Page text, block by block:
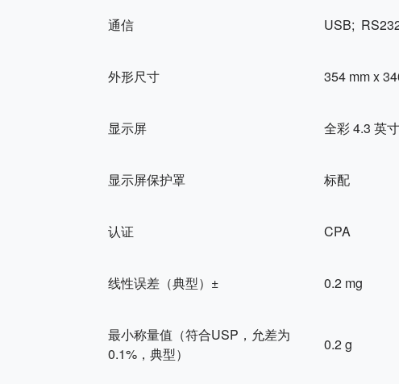
通信 USB;
外形尺寸 354 mm x
显示屏 全彩 4.3 英
显示屏保护罩 标配
认证 CPA
线性误差（典型）± 0.2 mg
最小称量值（符合USP，允差为
0.1%，典型）
0.2 g